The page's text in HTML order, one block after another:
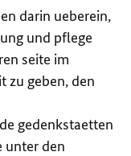
darin ueberein,
und pflege
seite im
zu geben, den
gedenkstaetten
unter den